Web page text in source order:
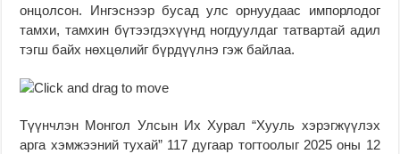
онцолсон. Ингэснээр бусад улс орнуудаас импорлодог
тамхи, тамхин бүтээгдэхүүнд ногдуулдаг татвартай адил
тэгш байх нөхцөлийг бүрдүүлнэ гэж байлаа.
Түүнчлэн Монгол Улсын Их Хурал “Хууль хэрэгжүүлэх
арга хэмжээний тухай” 117 дугаар тогтоолыг 2025 оны 12